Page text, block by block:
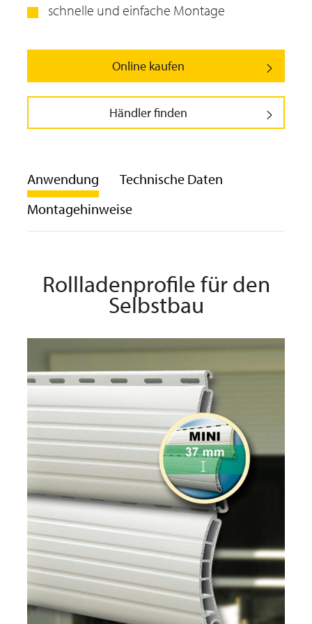
schnelle und einfache Montage
Online kaufen
Händler finden
Anwendung
Technische Daten
Montagehinweise
Rollladenprofile für den
Selbstbau